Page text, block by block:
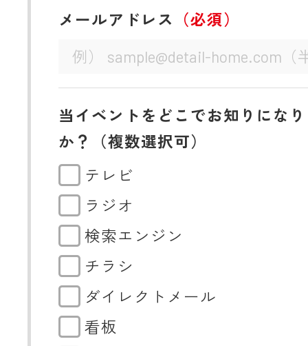
メールアドレス （必須）
当イベントをどこでお知りにな
か？（複数選択可）
テレビ
ラジオ
検索エンジン
チラシ
ダイレクトメール
看板